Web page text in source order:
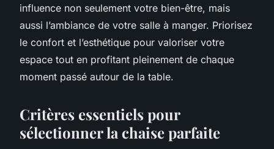
influence non seulement votre bien-être, mais
aussi l’ambiance de votre salle à manger. Priorisez
le confort et l’esthétique pour valoriser votre
espace tout en profitant pleinement de chaque
moment passé autour de la table.
Critères essentiels pour
sélectionner la chaise parfaite